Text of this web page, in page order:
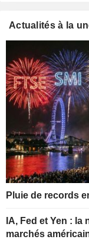
Actualités à la
Pluie de records
IA, Fed et Yen :
marchés